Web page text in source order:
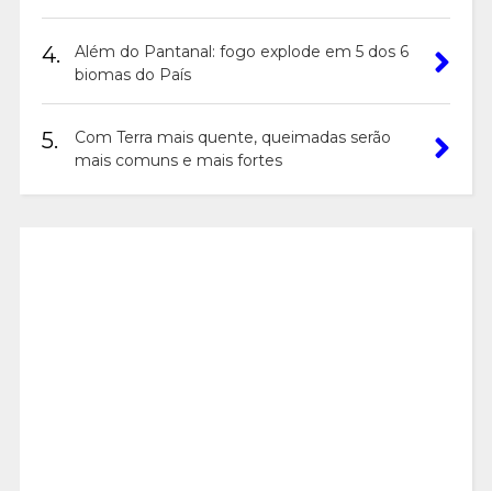
4.
Além do Pantanal: fogo explode em 5 dos 6
biomas do País
5.
Com Terra mais quente, queimadas serão
mais comuns e mais fortes